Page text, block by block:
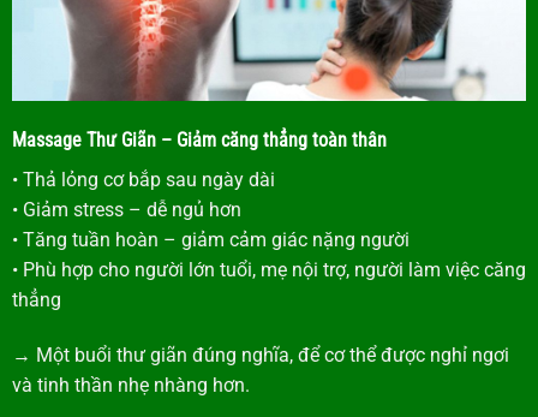
Massage Thư Giãn – Giảm căng thẳng toàn thân
• Thả lỏng cơ bắp sau ngày dài
• Giảm stress – dễ ngủ hơn
• Tăng tuần hoàn – giảm cảm giác nặng người
• Phù hợp cho người lớn tuổi, mẹ nội trợ, người làm việc căng
thẳng
→ Một buổi thư giãn đúng nghĩa, để cơ thể được nghỉ ngơi
và tinh thần nhẹ nhàng hơn.